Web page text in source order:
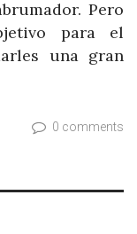
Pero
para el
una gran
0 comments